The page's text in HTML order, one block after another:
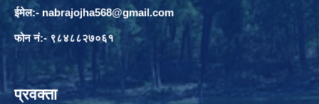
ईमेल:- nabrajojha568@gmail.com
फोन नं:- ९८४८८२७०६१
प्रवक्ता